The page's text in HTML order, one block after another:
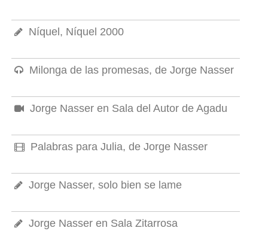
Níquel, Níquel 2000
Milonga de las promesas, de Jorge Nasser
Jorge Nasser en Sala del Autor de Agadu
Palabras para Julia, de Jorge Nasser
Jorge Nasser, solo bien se lame
Jorge Nasser en Sala Zitarrosa